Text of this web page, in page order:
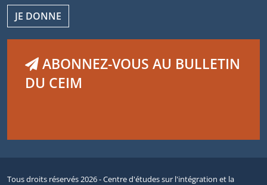
JE DONNE
ABONNEZ-VOUS AU BULLETIN
DU CEIM
Tous droits réservés 2026 - Centre d'études sur l'intégration et la